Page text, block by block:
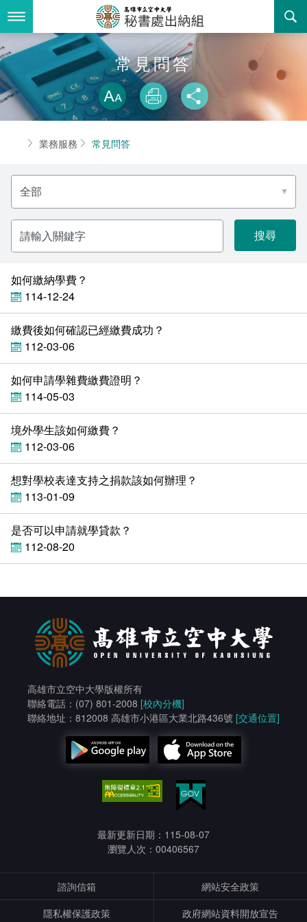
到
要
內
容
最新消息
關於我們
組織職掌
聯絡資訊
活動花絮
諮詢信箱
業務服務
法令規章
常見問答
相關連結
書表下載
回空大首頁
常見問答
略過字型切
放大
列印
首頁業務服務 常見問答
選
擇
分
類
關
鍵
字
如何繳納學費？
114-12-24
繳費後如何確認已經繳費成功？
112-03-06
如何申請學雜費繳費證明？
114-05-03
境外學生該如何繳費？
112-03-06
想對學校表達支持之捐款該如何辦理？
113-01-09
是否可以申請就學貸款？
112-08-20
高雄市立空中大學版權所有
聯絡電話：(07) 801-2008 [校內分機]
聯絡地址：812008 高雄市小港區大業北路436號 [交通位置]
最新更新日期：115-08-07
瀏覽人次：00406567
諮詢信箱
網站安全政策
隱私權保護政策
政府網站資料開放宣告